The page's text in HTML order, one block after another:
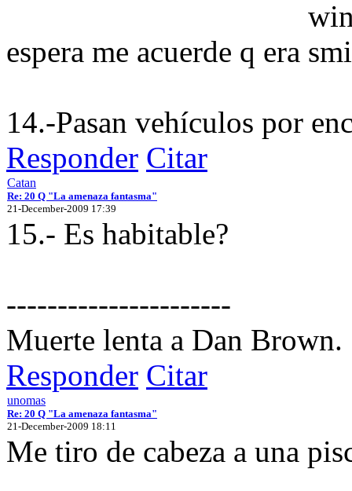
espera me acuerde q era
14.-Pasan vehículos por
Responder Citar
Catan
Re: 20 Q "La amenaza fantasma"
21-December-2009 17:39
15.- Es habitable?
----------------------
Muerte lenta a Dan Brown.
Responder Citar
unomas
Re: 20 Q "La amenaza fantasma"
21-December-2009 18:11
Me tiro de cabeza a una